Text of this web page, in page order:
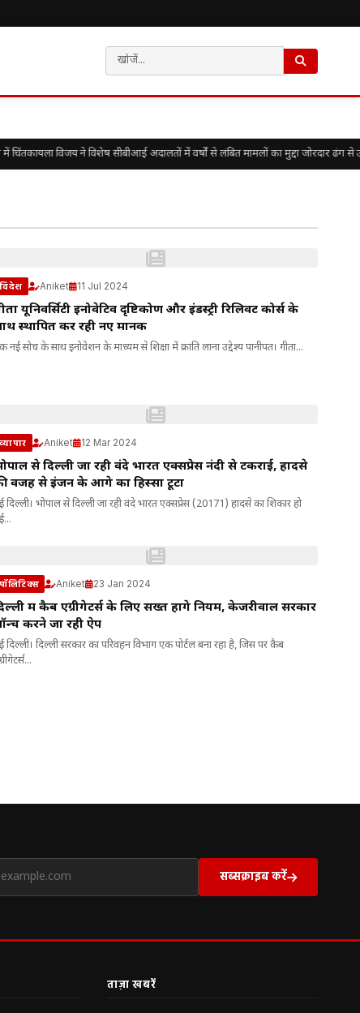
विजय ने विशेष सीबीआई अदालतों में वर्षों से लंबित मामलों का मुद्दा जोरदार ढंग से
विदेश Aniket 11 Jul 2024
यूनिवर्सिटी इनोवेटिव दृष्टिकोण और इंडस्ट्री रिलिवेंट कोर्स के
स्थापित कर रही नए मानक
नई सोच के साथ इनोवेशन के माध्यम से शिक्षा में क्रांति लाना उद्देश्य पानीपत। गीता...
व्यापार Aniket 12 Mar 2024
से दिल्ली जा रही वंदे भारत एक्सप्रेस नंदी से टकराई, हादसे
वजह से इंजन के आगे का हिस्सा टूटा
दिल्ली। भोपाल से दिल्ली जा रही वंदे भारत एक्सप्रेस (20171) हादसे का शिकार हो
पॉलिटिक्स Aniket 23 Jan 2024
में कैब एग्रीगेटर्स के लिए सख्त होंगे नियम, केजरीवाल सरकार
करने जा रही ऐप
दिल्ली। दिल्ली सरकार का परिवहन विभाग एक पोर्टल बना रहा है, जिस पर कैब
सब्सक्राइब करें
ताज़ा खबरें